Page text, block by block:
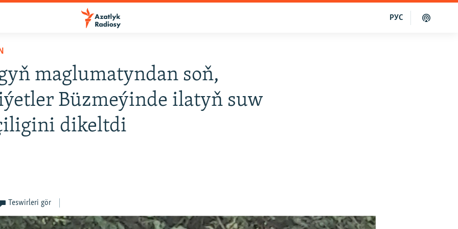
РУС
maglumatyndan soň,
Büzmeýinde ilatyň suw
dikeltdi
Teswirleri gör